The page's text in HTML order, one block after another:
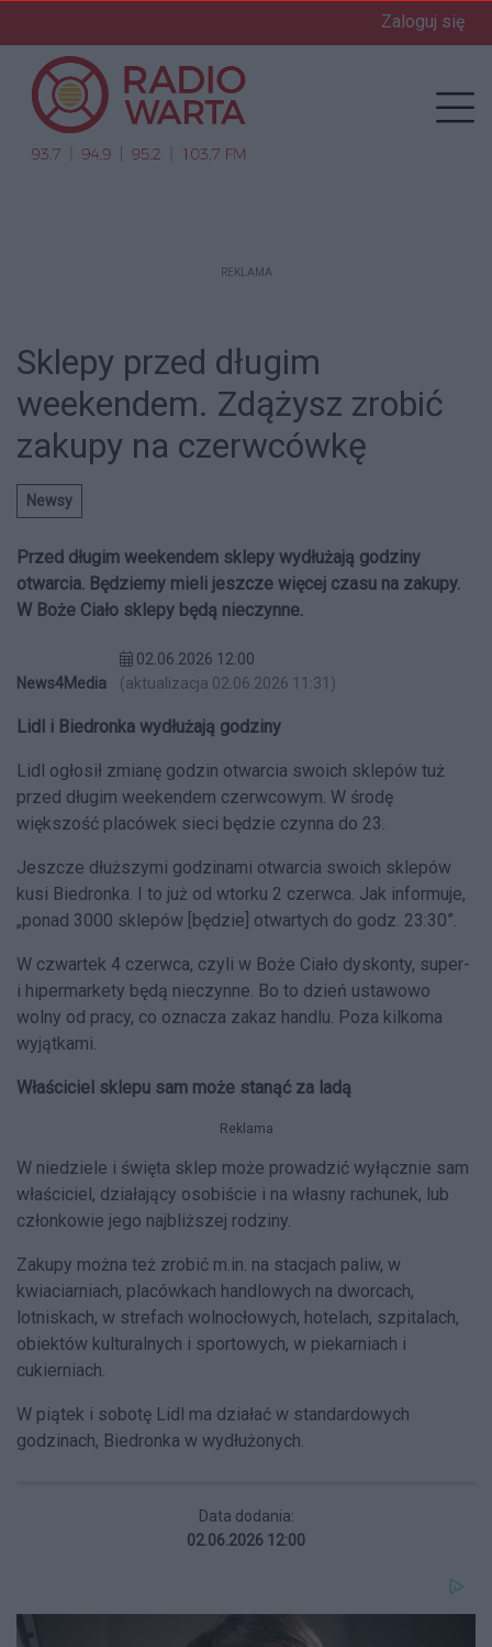
Zaloguj się
REKLAMA
Sklepy przed długim
weekendem. Zdążysz zrobić
zakupy na czerwcówkę
Newsy
Przed długim weekendem sklepy wydłużają godziny
otwarcia. Będziemy mieli jeszcze więcej czasu na zakupy.
W Boże Ciało sklepy będą nieczynne.
News4Media
02.06.2026 12:00
(aktualizacja 02.06.2026 11:31)
Lidl i Biedronka wydłużają godziny
Lidl ogłosił zmianę godzin otwarcia swoich sklepów tuż
przed długim weekendem czerwcowym. W środę
większość placówek sieci będzie czynna do 23.
Jeszcze dłuższymi godzinami otwarcia swoich sklepów
kusi Biedronka. I to już od wtorku 2 czerwca. Jak informuje,
„ponad 3000 sklepów [będzie] otwartych do godz. 23:30”.
W czwartek 4 czerwca, czyli w Boże Ciało dyskonty, super-
i hipermarkety będą nieczynne. Bo to dzień ustawowo
wolny od pracy, co oznacza zakaz handlu. Poza kilkoma
wyjątkami.
Właściciel sklepu sam może stanąć za ladą
Reklama
W niedziele i święta sklep może prowadzić wyłącznie sam
właściciel, działający osobiście i na własny rachunek, lub
członkowie jego najbliższej rodziny.
Zakupy można też zrobić m.in. na stacjach paliw, w
kwiaciarniach, placówkach handlowych na dworcach,
lotniskach, w strefach wolnocłowych, hotelach, szpitalach,
obiektów kulturalnych i sportowych, w piekarniach i
cukierniach.
W piątek i sobotę Lidl ma działać w standardowych
godzinach, Biedronka w wydłużonych.
Data dodania:
02.06.2026 12:00